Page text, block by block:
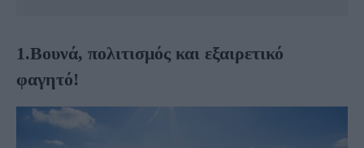
1.Βουνά, πολιτισμός και εξαιρετικό
φαγητό!